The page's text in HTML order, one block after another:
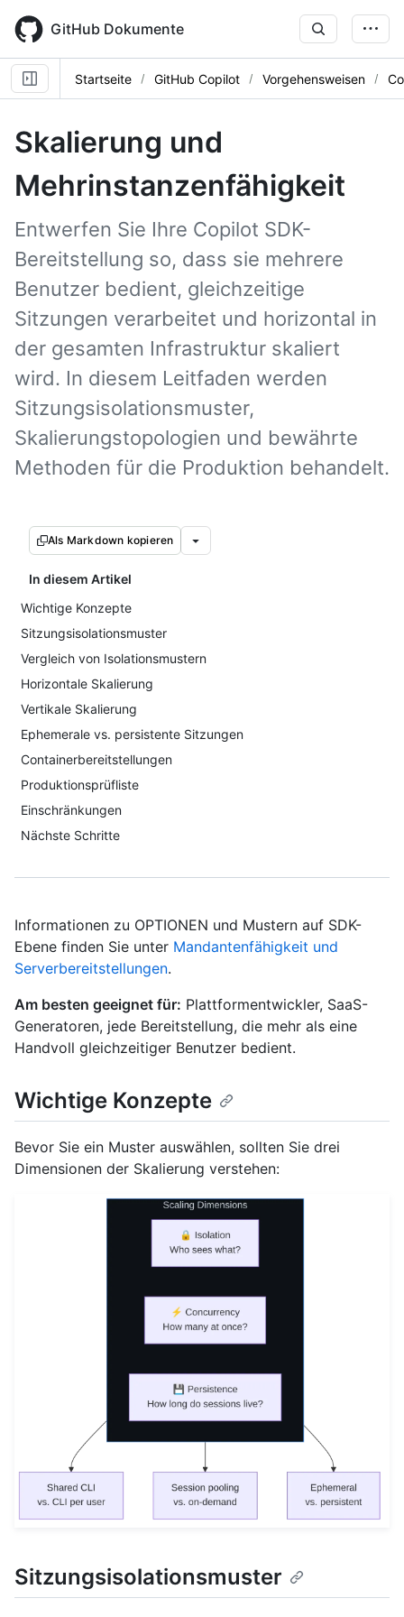
main
content
GitHub Dokumente
Startseite GitHub Copilot Vorgehensweisen
Skalierung und
Mehrinstanzenfähigkeit
Entwerfen Sie Ihre Copilot SDK-
Bereitstellung so, dass sie mehrere
Benutzer bedient, gleichzeitige
Sitzungen verarbeitet und horizontal in
der gesamten Infrastruktur skaliert
wird. In diesem Leitfaden werden
Sitzungsisolationsmuster,
Skalierungstopologien und bewährte
Methoden für die Produktion behandelt.
Als Markdown kopieren
In diesem Artikel
Wichtige Konzepte
Sitzungsisolationsmuster
Vergleich von Isolationsmustern
Horizontale Skalierung
Vertikale Skalierung
Ephemerale vs. persistente Sitzungen
Containerbereitstellungen
Produktionsprüfliste
Einschränkungen
Nächste Schritte
Informationen zu OPTIONEN und Mustern auf SDK-
Ebene finden Sie unter Mandantenfähigkeit und
Serverbereitstellungen.
Am besten geeignet für: Plattformentwickler, SaaS-
Generatoren, jede Bereitstellung, die mehr als eine
Handvoll gleichzeitiger Benutzer bedient.
Wichtige Konzepte
Bevor Sie ein Muster auswählen, sollten Sie drei
Dimensionen der Skalierung verstehen:
Sitzungsisolationsmuster